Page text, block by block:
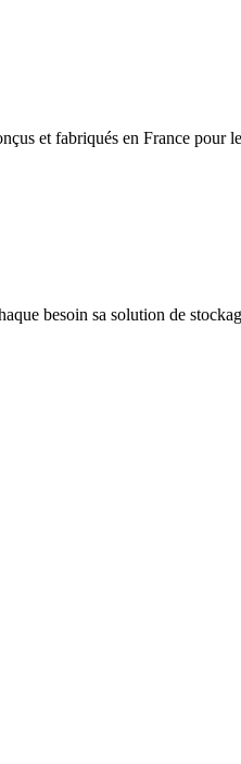
et fabriqués en France pour
besoin sa solution de